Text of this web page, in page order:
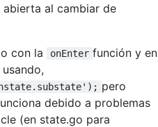
abierta al cambiar de
con la
onEnter función y en
pero
debido a problemas
(en state.go para